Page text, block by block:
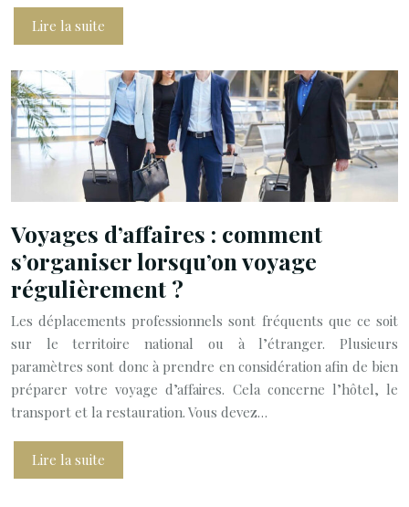
Lire la suite
Voyages d’affaires : comment
s’organiser lorsqu’on voyage
régulièrement ?
Les déplacements professionnels sont fréquents que ce soit
sur le territoire national ou à l’étranger. Plusieurs
paramètres sont donc à prendre en considération afin de bien
préparer votre voyage d’affaires. Cela concerne l’hôtel, le
transport et la restauration. Vous devez…
Lire la suite